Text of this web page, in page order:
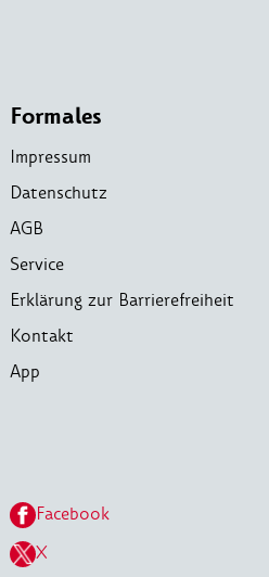
Formales
Impressum
Datenschutz
AGB
Service
Erklärung zur Barrierefreiheit
Kontakt
App
Facebook
X